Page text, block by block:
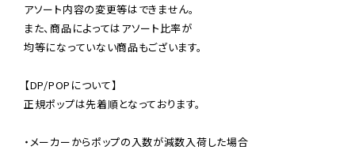
アソート内容の変更等はできません。
また、商品によってはアソート比率が
均等になっていない商品もございます。
【DP/POPについて】
正規ポップは先着順となっております。
・メーカーからポップの入数が減数入荷した場合